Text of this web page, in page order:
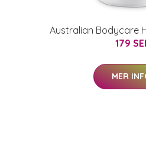
Australian Bodycare
179
MER